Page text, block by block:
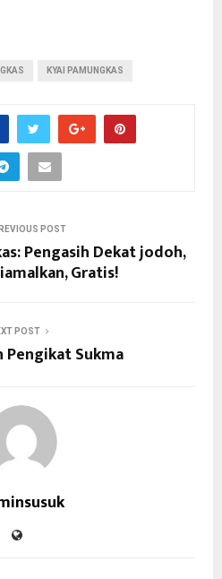
KYAI PAMUNGKAS
POST
Pengasih Dekat jodoh,
Gratis!
POST
Pengikat Sukma